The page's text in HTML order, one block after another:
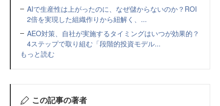
AIで生産性は上がったのに、なぜ儲からないのか？ROI
2倍を実現した組織作りから紐解く、...
AEO対策、自社が実施するタイミングはいつが効果的？
4ステップで取り組む「段階的投資モデル...
もっと読む
この記事の著者